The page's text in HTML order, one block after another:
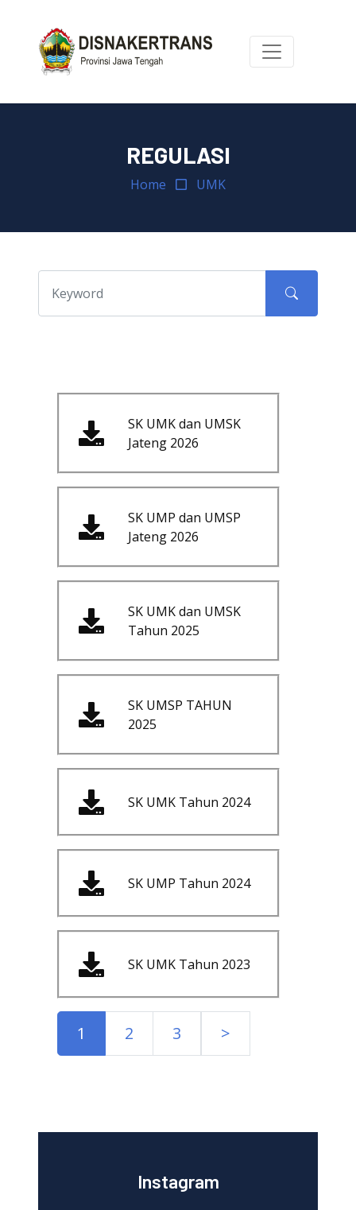
REGULASI
Home UMK
SK UMK dan UMSK
Jateng 2026
SK UMP dan UMSP
Jateng 2026
SK UMK dan UMSK
Tahun 2025
SK UMSP TAHUN
2025
SK UMK Tahun 2024
SK UMP Tahun 2024
SK UMK Tahun 2023
1 2 3 >
Instagram